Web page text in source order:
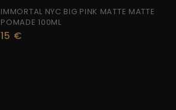
IMMORTAL NYC BIG PINK MATTE MATTE
POMADE 100ML
15 €